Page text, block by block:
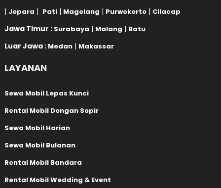
| Jepara | Pati | Magelang | Purwokerto | Cilacap
Jawa Timur : Surabaya | Malang | Batu
Luar Jawa : Medan | Makassar
LAYANAN
Sewa Mobil Lepas Kunci
Rental Mobil Dengan Sopir
Sewa Mobil Harian
Sewa Mobil Bulanan
Rental Mobil Bandara
Rental Mobil Wedding & Event